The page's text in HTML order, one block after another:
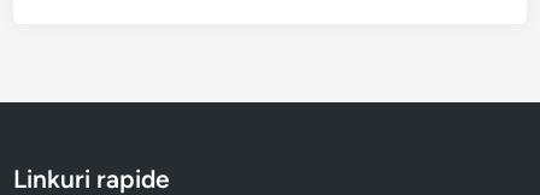
Linkuri rapide